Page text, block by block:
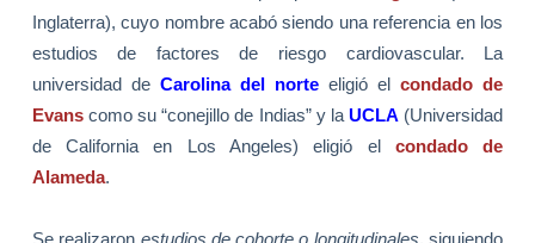
Inglaterra), cuyo nombre acabó siendo una referencia en los
estudios de factores de riesgo cardiovascular. La
universidad de Carolina del norte eligió elcondado de
Evanscomo su “conejillo de Indias” y la UCLA (Universidad
de California en Los Angeles) eligió el condado de
Alameda.